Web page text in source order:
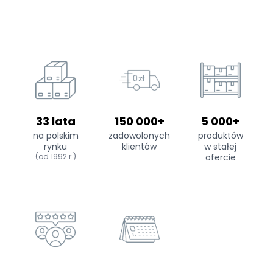
33 lata
na polskim
rynku
(od 1992 r.)
150 000+
zadowolonych
klientów
5 000+
produktów
w stałej
ofercie